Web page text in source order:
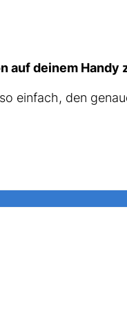
auf deinem
einfach, den